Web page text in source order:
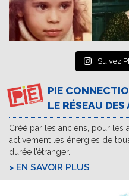
Suivez
PIE
LE RÉSEAU DES
Créé par les anciens, pour les
activement les énergies de
durée l’étranger.
EN SAVOIR PLUS